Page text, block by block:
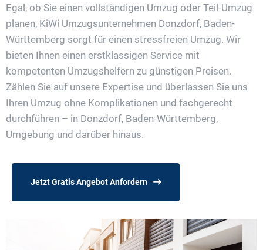
Egal, ob Sie einen vollständigen Umzug oder Teil-Umzug
planen, KiWi Umzugsunternehmen Donzdorf, Baden-
Württemberg sorgt für einen stressfreien Umzug. Wir
bieten Ihnen einen erstklassigen Service mit
kompetenten Umzugshelfern zu günstigen Preisen.
Zählen Sie auf unsere Expertise und überlassen Sie uns
Ihren Umzug ohne Komplikationen und fachgerecht
durchführen – in Donzdorf, Baden-Württemberg,
Umgebung und darüber hinaus.
Jetzt Gratis Angebot Anfordern